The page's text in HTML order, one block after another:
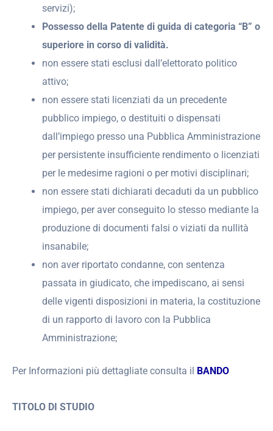
servizi);
Possesso della Patente di guida di categoria “B” o
superiore in corso di validità.
non essere stati esclusi dall’elettorato politico
attivo;
non essere stati licenziati da un precedente
pubblico impiego, o destituiti o dispensati
dall’impiego presso una Pubblica Amministrazione
per persistente insufficiente rendimento o licenziati
per le medesime ragioni o per motivi disciplinari;
non essere stati dichiarati decaduti da un pubblico
impiego, per aver conseguito lo stesso mediante la
produzione di documenti falsi o viziati da nullità
insanabile;
non aver riportato condanne, con sentenza
passata in giudicato, che impediscano, ai sensi
delle vigenti disposizioni in materia, la costituzione
di un rapporto di lavoro con la Pubblica
Amministrazione;
Per Informazioni più dettagliate consulta il BANDO
TITOLO DI STUDIO